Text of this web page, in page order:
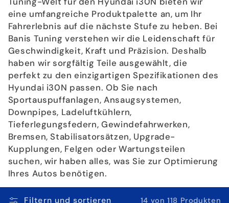
r
i
e
:
eine umfangreiche Produktpalette an, um Ihr
Fahrerlebnis auf die nächste Stufe zu heben. Bei
Banis Tuning verstehen wir die Leidenschaft für
Geschwindigkeit, Kraft und Präzision. Deshalb
haben wir sorgfältig Teile ausgewählt, die
perfekt zu den einzigartigen Spezifikationen des
Hyundai i30N passen. Ob Sie nach
Sportauspuffanlagen, Ansaugsystemen,
Downpipes, Ladeluftkühlern,
Tieferlegungsfedern, Gewindefahrwerken,
Bremsen, Stabilisatorsätzen, Upgrade-
Kupplungen, Felgen oder Wartungsteilen
suchen, wir haben alles, was Sie zur Optimierung
Ihres Autos benötigen.
Filtern und sortieren 14 von 118 Produkten